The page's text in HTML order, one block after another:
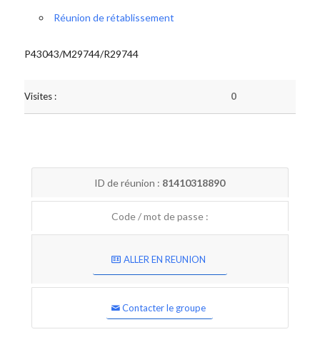
Réunion de rétablissement
P43043/M29744/R29744
Visites : 0
ID de réunion : 81410318890
Code / mot de passe :
ALLER EN REUNION
Contacter le groupe